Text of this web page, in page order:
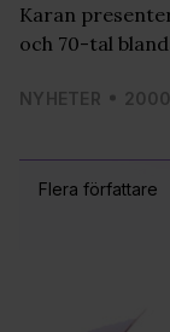
Flera författare
Karan
och 70-tal
NYHETER